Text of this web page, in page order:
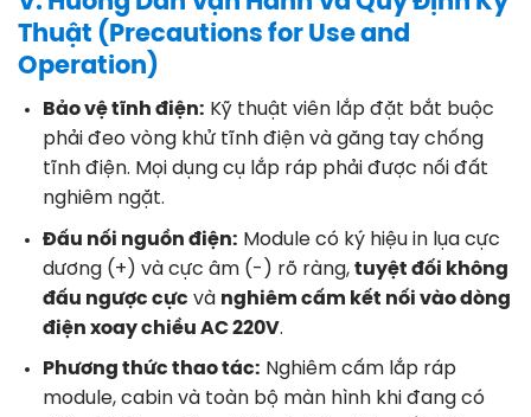
Thuật (Precautions for Use and
Operation)
Bảo vệ tĩnh điện: Kỹ thuật viên lắp đặt bắt buộc
phải đeo vòng khử tĩnh điện và găng tay chống
tĩnh điện. Mọi dụng cụ lắp ráp phải được nối đất
nghiêm ngặt.
Đấu nối nguồn điện: Module có ký hiệu in lụa cực
dương (+) và cực âm (-) rõ ràng, tuyệt đối không
đấu ngược cực và nghiêm cấm kết nối vào dòng
điện xoay chiều AC 220V.
Phương thức thao tác: Nghiêm cấm lắp ráp
module, cabin và toàn bộ màn hình khi đang có